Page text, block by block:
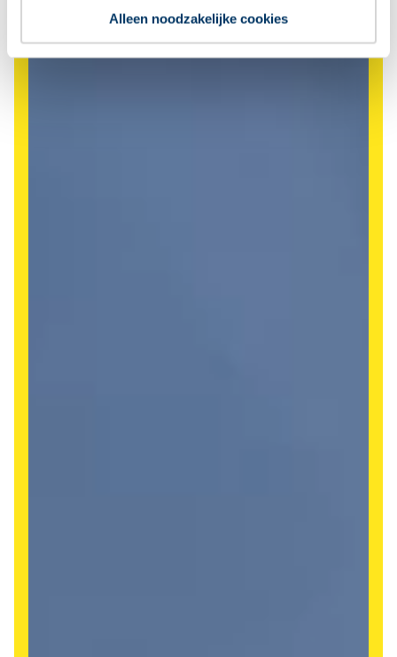
Alleen noodzakelijke cookies